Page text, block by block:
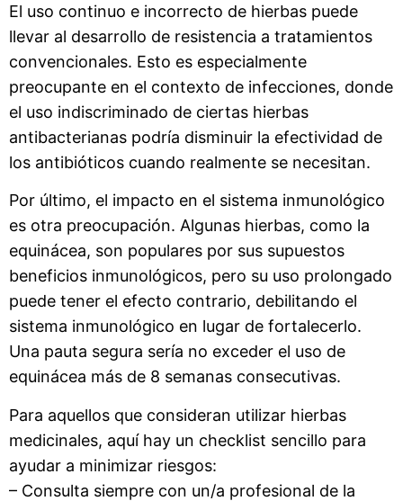
El uso continuo e incorrecto de hierbas puede
llevar al desarrollo de resistencia a tratamientos
convencionales. Esto es especialmente
preocupante en el contexto de infecciones, donde
el uso indiscriminado de ciertas hierbas
antibacterianas podría disminuir la efectividad de
los antibióticos cuando realmente se necesitan.
Por último, el impacto en el sistema inmunológico
es otra preocupación. Algunas hierbas, como la
equinácea, son populares por sus supuestos
beneficios inmunológicos, pero su uso prolongado
puede tener el efecto contrario, debilitando el
sistema inmunológico en lugar de fortalecerlo.
Una pauta segura sería no exceder el uso de
equinácea más de 8 semanas consecutivas.
Para aquellos que consideran utilizar hierbas
medicinales, aquí hay un checklist sencillo para
ayudar a minimizar riesgos:
– Consulta siempre con un/a profesional de la